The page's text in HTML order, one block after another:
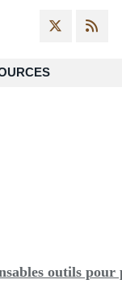
outils pour